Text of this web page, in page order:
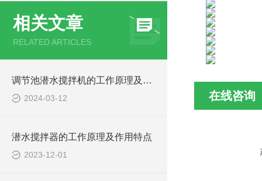
相关文章
RELATED ARTICLES
调节池潜水搅拌机的工作原理及潜水推进器CAD安装图、结构图
2024-03-12
潜水搅拌器的工作原理及作用特点
2023-12-01
在线咨询